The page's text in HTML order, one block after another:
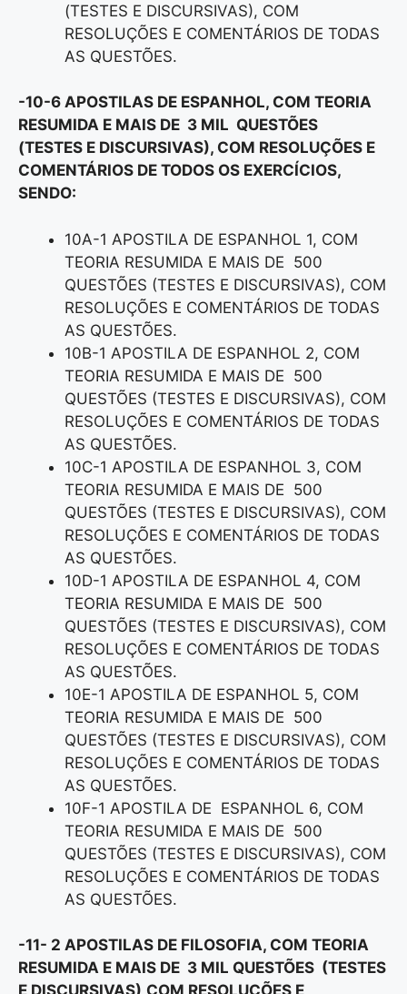
(TESTES E DISCURSIVAS), COM
RESOLUÇÕES E COMENTÁRIOS DE TODAS
AS QUESTÕES.
-10-6 APOSTILAS DE ESPANHOL, COM TEORIA
RESUMIDA E MAIS DE 3 MIL QUESTÕES
(TESTES E DISCURSIVAS), COM RESOLUÇÕES E
COMENTÁRIOS DE TODOS OS EXERCÍCIOS,
SENDO:
10A-1 APOSTILA DE ESPANHOL 1, COM
TEORIA RESUMIDA E MAIS DE 500
QUESTÕES (TESTES E DISCURSIVAS), COM
RESOLUÇÕES E COMENTÁRIOS DE TODAS
AS QUESTÕES.
10B-1 APOSTILA DE ESPANHOL 2, COM
TEORIA RESUMIDA E MAIS DE 500
QUESTÕES (TESTES E DISCURSIVAS), COM
RESOLUÇÕES E COMENTÁRIOS DE TODAS
AS QUESTÕES.
10C-1 APOSTILA DE ESPANHOL 3, COM
TEORIA RESUMIDA E MAIS DE 500
QUESTÕES (TESTES E DISCURSIVAS), COM
RESOLUÇÕES E COMENTÁRIOS DE TODAS
AS QUESTÕES.
10D-1 APOSTILA DE ESPANHOL 4, COM
TEORIA RESUMIDA E MAIS DE 500
QUESTÕES (TESTES E DISCURSIVAS), COM
RESOLUÇÕES E COMENTÁRIOS DE TODAS
AS QUESTÕES.
10E-1 APOSTILA DE ESPANHOL 5, COM
TEORIA RESUMIDA E MAIS DE 500
QUESTÕES (TESTES E DISCURSIVAS), COM
RESOLUÇÕES E COMENTÁRIOS DE TODAS
AS QUESTÕES.
10F-1 APOSTILA DE ESPANHOL 6, COM
TEORIA RESUMIDA E MAIS DE 500
QUESTÕES (TESTES E DISCURSIVAS), COM
RESOLUÇÕES E COMENTÁRIOS DE TODAS
AS QUESTÕES.
-11- 2 APOSTILAS DE FILOSOFIA, COM TEORIA
RESUMIDA E MAIS DE 3 MIL QUESTÕES (TESTES